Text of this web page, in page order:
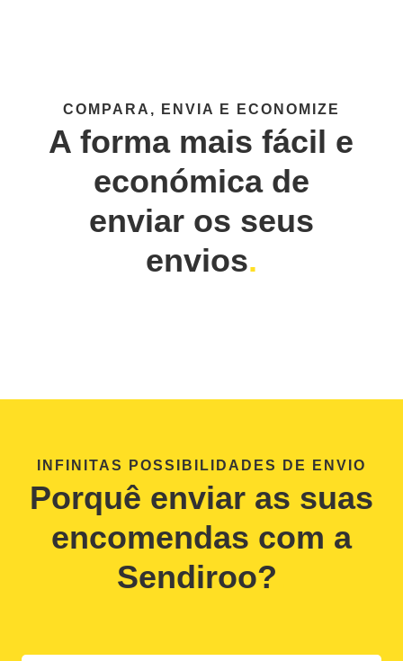
COMPARA, ENVIA E ECONOMIZE
A forma mais fácil e
económica de
enviar os seus
envios
INFINITAS POSSIBILIDADES DE ENVIO
Porquê enviar as suas
encomendas com a
Sendiroo?